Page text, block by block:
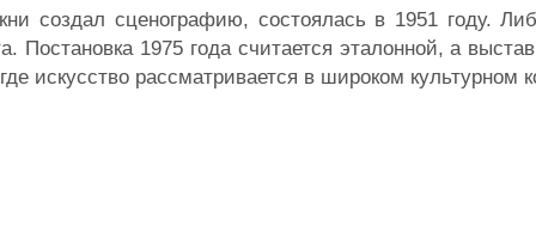
создал сценографию, состоялась в 1951 году.
Постановка 1975 года считается эталонной, а
искусство рассматривается в широком культурном